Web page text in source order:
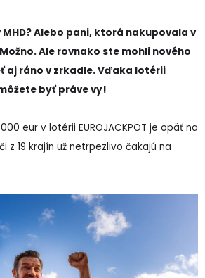
Alebo pani, ktorá nakupovala v
Ale rovnako ste mohli nového
aj ráno v zrkadle. Vďaka lotérii
môžete byť práve vy!
eur v lotérii EUROJACKPOT je opäť na
z 19 krajín už netrpezlivo čakajú na